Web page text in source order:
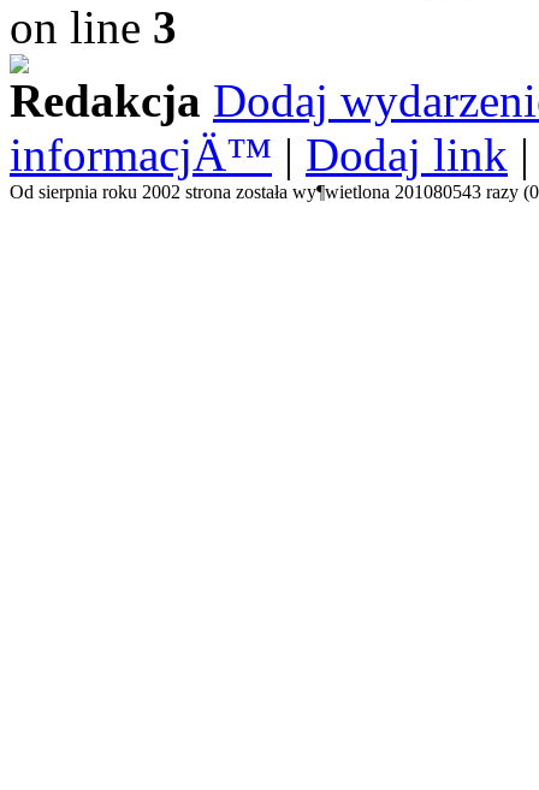
on line 3
Redakcja Dodaj
informacjÄ™ | Dodaj link
Od sierpnia roku 2002 strona została wy¶wietlona 201080543 razy